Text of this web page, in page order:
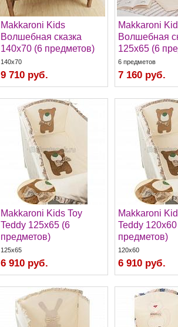
Makkaroni Kids
Волшебная сказка
140х70 (6 предметов)
Makkaroni
Волшебная
125х65 (6
140x70 6 предметов
9 710 руб. 7 160 руб.
Makkaroni Kids Toy
Teddy 125х65 (6
предметов)
Makkaroni
Teddy
предметов)
125x65 120x60
6 910 руб. 6 910 руб.